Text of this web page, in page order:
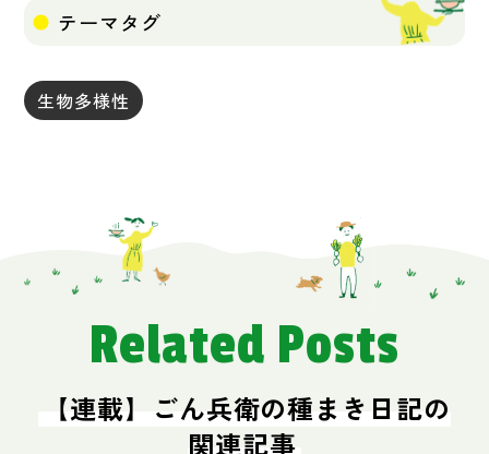
テーマタグ
生物多様性
Related Posts
【連載】ごん兵衛の種まき日記の
関連記事